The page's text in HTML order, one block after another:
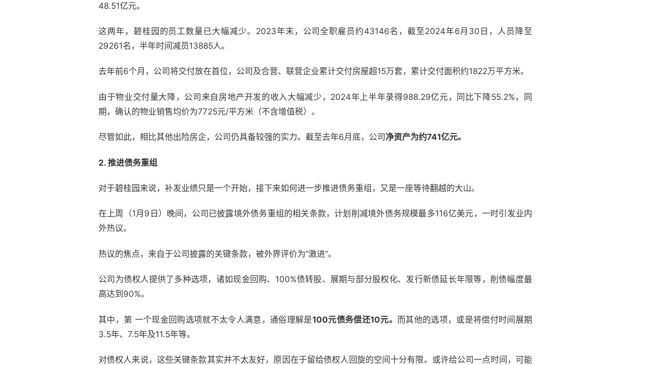
48.51亿元。
这两年，碧桂园的员工数量已大幅减少。2023年末，公司全职雇员约43146名，截至2024年6月30日，人员降至
29261名，半年时间减员13885人。
去年前6个月，公司将交付放在首位，公司及合营、联营企业累计交付房屋超15万套，累计交付面积约1822万平方米。
由于物业交付量大降，公司来自房地产开发的收入大幅减少，2024年上半年录得988.29亿元，同比下降55.2%，同
期，确认的物业销售均价为7725元/平方米（不含增值税）。
尽管如此，相比其他出险房企，公司仍具备较强的实力。截至去年6月底，公司 净资产为约741亿元。
2. 推进债务重组
对于碧桂园来说，补发业绩只是一个开始，接下来如何进一步推进债务重组，又是一座等待翻越的大山。
在上周（1月9日）晚间，公司已披露境外债务重组的相关条款，计划削减境外债务规模最多116亿美元，一时引发业内
外热议。
热议的焦点，来自于公司披露的关键条款，被外界评价为“激进”。
公司为债权人提供了多种选项，诸如现金回购、100%债转股、展期与部分股权化、发行新债延长年限等，削债幅度最
高达到90%。
其中，第 一个现金回购选项就不太令人满意，通俗理解是100元债务偿还10元。 而其他的选项，或是将偿付时间展期
3.5年、7.5年及11.5年等。
对债权人来说，这些关键条款其实并不太友好，原因在于留给债权人回旋的空间十分有限。或许给公司一点时间，可能